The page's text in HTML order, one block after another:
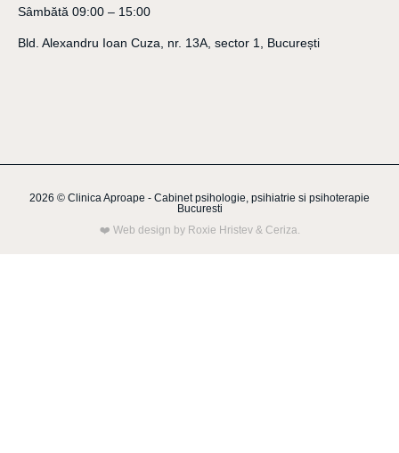
Sâmbătă 09:00 – 15:00
Bld. Alexandru Ioan Cuza, nr. 13A, sector 1, București
2026 © Clinica Aproape - Cabinet psihologie, psihiatrie si psihoterapie
Bucuresti
❤️ Web design by Roxie Hristev& Ceriza.